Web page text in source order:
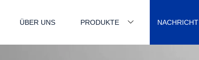
ÜBER UNS PRODUKTE NACHRICHT